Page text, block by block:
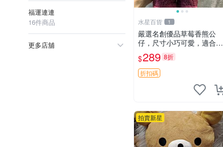
福運連連
16件商品
更多店舖
水星百貨 1
嚴選名創優品草莓香熊公
仔，尺寸小巧可愛，適合收
藏賞玩 30cm 玩具 公仔 草
莓熊
$289 8折
折扣碼
拍賣新星